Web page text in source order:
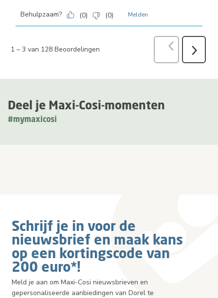
Deel je Maxi-Cosi-momenten
#mymaxicosi
Behulpzaam? (0) (0) Melden
1 – 3 van 128 Beoordelingen Vorige
Schrijf je in voor de
nieuwsbrief en maak kans
op een kortingscode van
200 euro*!
Meld je aan om Maxi-Cosi nieuwsbrieven en
gepersonaliseerde aanbiedingen van Dorel te